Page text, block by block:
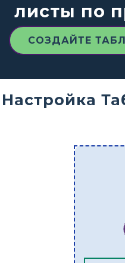
листы по
СОЗДАЙТЕ
Настройка